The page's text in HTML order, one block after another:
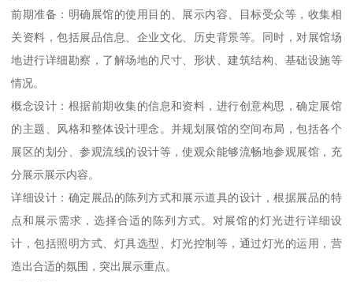
前期准备：明确展馆的使用目的、展示内容、目标受众等，收集相
关资料，包括展品信息、企业文化、历史背景等。同时，对展馆场
地进行详细勘察，了解场地的尺寸、形状、建筑结构、基础设施等
情况。
概念设计：根据前期收集的信息和资料，进行创意构思，确定展馆
的主题、风格和整体设计理念。并规划展馆的空间布局，包括各个
展区的划分、参观流线的设计等，使观众能够流畅地参观展馆，充
分展示展示内容。
详细设计：确定展品的陈列方式和展示道具的设计，根据展品的特
点和展示需求，选择合适的陈列方式。对展馆的灯光进行详细设
计，包括照明方式、灯具选型、灯光控制等，通过灯光的运用，营
造出合适的氛围，突出展示重点。